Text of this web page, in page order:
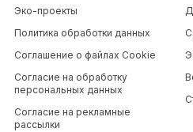
Эко-проекты
Политика обработки данных
Соглашение о файлах Cookie
Согласие на обработку
персональных данных
Согласие на рекламные
рассылки